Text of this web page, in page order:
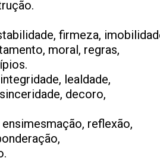
firmeza,
moral, regras,
lealdade,
decoro,
ensimesmação, reflexão,